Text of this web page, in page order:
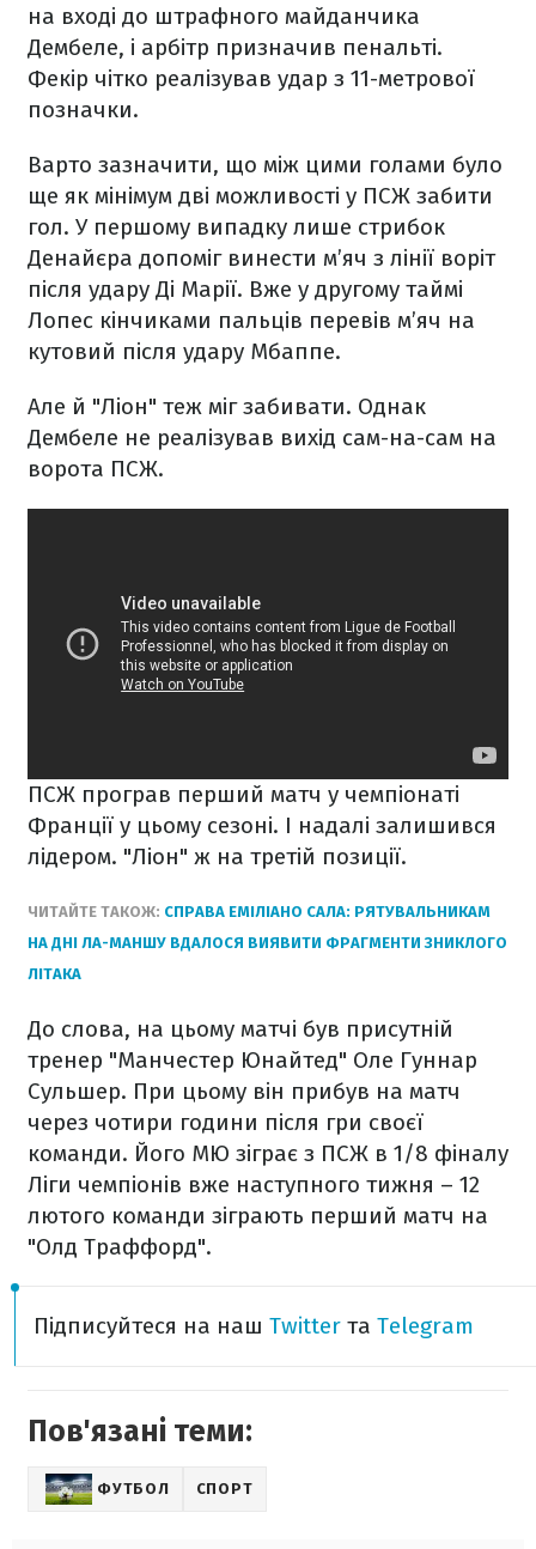
на вході до штрафного майданчика
Дембеле, і арбітр призначив пенальті.
Фекір чітко реалізував удар з 11-метрової
позначки.
Варто зазначити, що між цими голами було
ще як мінімум дві можливості у ПСЖ забити
гол. У першому випадку лише стрибок
Денайєра допоміг винести м’яч з лінії воріт
після удару Ді Марії. Вже у другому таймі
Лопес кінчиками пальців перевів м’яч на
кутовий після удару Мбаппе.
Але й "Ліон" теж міг забивати. Однак
Дембеле не реалізував вихід сам-на-сам на
ворота ПСЖ.
ПСЖ програв перший матч у чемпіонаті
Франції у цьому сезоні. І надалі залишився
лідером. "Ліон" ж на третій позиції.
ЧИТАЙТЕ ТАКОЖ: СПРАВА ЕМІЛІАНО САЛА: РЯТУВАЛЬНИКАМ
НА ДНІ ЛА-МАНШУ ВДАЛОСЯ ВИЯВИТИ ФРАГМЕНТИ ЗНИКЛОГО
ЛІТАКА
До слова, на цьому матчі був присутній
тренер "Манчестер Юнайтед" Оле Гуннар
Сульшер. При цьому він прибув на матч
через чотири години після гри своєї
команди. Його МЮ зіграє з ПСЖ в 1/8 фіналу
Ліги чемпіонів вже наступного тижня – 12
лютого команди зіграють перший матч на
"Олд Траффорд".
Підписуйтеся на наш Twitter та Telegram
Пов'язані теми:
ФУТБОЛ СПОРТ